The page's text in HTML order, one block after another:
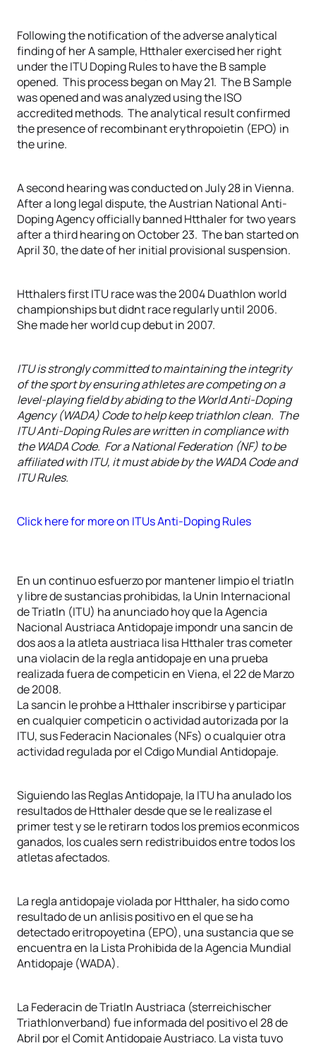
Following the notification of the adverse analytical
finding of her A sample, Htthaler exercised her right
under the ITU Doping Rules to have the B sample
opened. This process began on May 21. The B Sample
was opened and was analyzed using the ISO
accredited methods. The analytical result confirmed
the presence of recombinant erythropoietin (EPO) in
the urine.
A second hearing was conducted on July 28 in Vienna.
After a long legal dispute, the Austrian National Anti-
Doping Agency officially banned Htthaler for two years
after a third hearing on October 23. The ban started on
April 30, the date of her initial provisional suspension.
Htthalers first ITU race was the 2004 Duathlon world
championships but didnt race regularly until 2006.
She made her world cup debut in 2007.
ITU is strongly committed to maintaining the integrity
of the sport by ensuring athletes are competing on a
level-playing field by abiding to the World Anti-Doping
Agency (WADA) Code to help keep triathlon clean. The
ITU Anti-Doping Rules are written in compliance with
the WADA Code. For a National Federation (NF) to be
affiliated with ITU, it must abide by the WADA Code and
ITU Rules.
Click here for more on ITUs Anti-Doping Rules
En un continuo esfuerzo por mantener limpio el triatln
y libre de sustancias prohibidas, la Unin Internacional
de Triatln (ITU) ha anunciado hoy que la Agencia
Nacional Austriaca Antidopaje impondr una sancin de
dos aos a la atleta austriaca lisa Htthaler tras cometer
una violacin de la regla antidopaje en una prueba
realizada fuera de competicin en Viena, el 22 de Marzo
de 2008.
La sancin le prohbe a Htthaler inscribirse y participar
en cualquier competicin o actividad autorizada por la
ITU, sus Federacin Nacionales (NFs) o cualquier otra
actividad regulada por el Cdigo Mundial Antidopaje.
Siguiendo las Reglas Antidopaje, la ITU ha anulado los
resultados de Htthaler desde que se le realizase el
primer test y se le retirarn todos los premios econmicos
ganados, los cuales sern redistribuidos entre todos los
atletas afectados.
La regla antidopaje violada por Htthaler, ha sido como
resultado de un anlisis positivo en el que se ha
detectado eritropoyetina (EPO), una sustancia que se
encuentra en la Lista Prohibida de la Agencia Mundial
Antidopaje (WADA).
La Federacin de Triatln Austriaca (sterreichischer
Triathlonverband) fue informada del positivo el 28 de
Abril por el Comit Antidopaje Austriaco. La vista tuvo